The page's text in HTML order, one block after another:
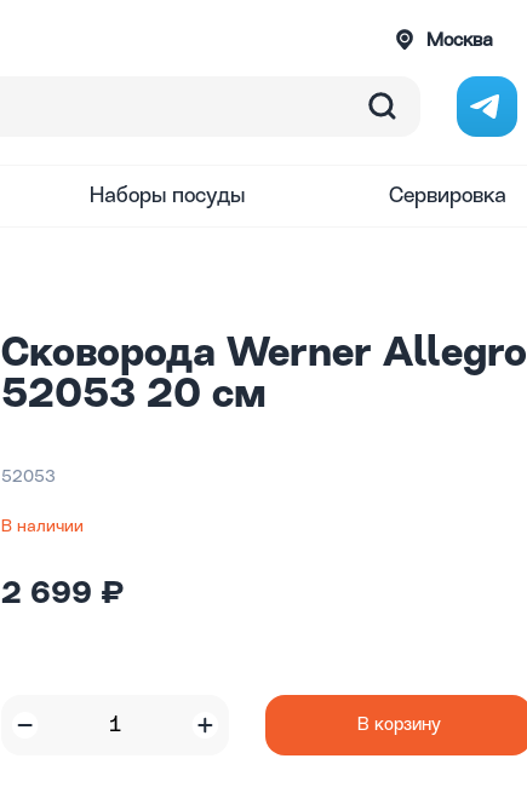
Москва
Наборы посуды Сервировка
Сковорода Werner Allegro
52053 20 см
52053
В наличии
2 699 ₽
В корзину